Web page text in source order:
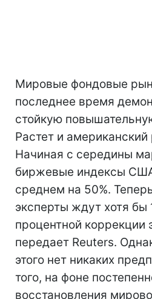
Мировые фондовые
последнее время
стойкую
Растет и
Начиная с середины
биржевые индексы
среднем на 50%.
эксперты ждут хотя бы
процентной коррекции
передает Reuters.
этого нет никаких
того, на фоне
восстановления